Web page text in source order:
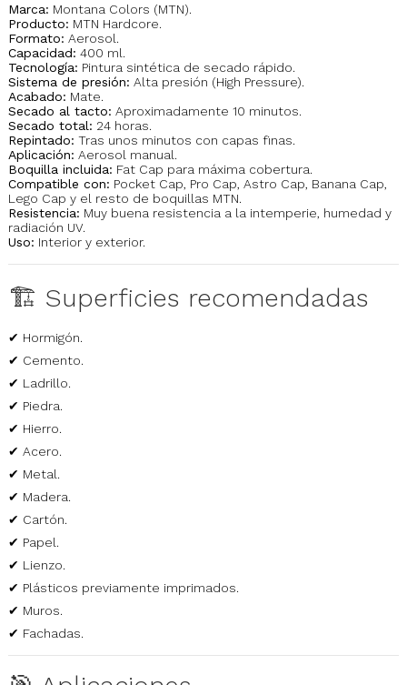
Marca: Montana Colors (MTN).
Producto: MTN Hardcore.
Formato: Aerosol.
Capacidad: 400 ml.
Tecnología: Pintura sintética de secado rápido.
Sistema de presión: Alta presión (High Pressure).
Acabado: Mate.
Secado al tacto: Aproximadamente 10 minutos.
Secado total: 24 horas.
Repintado: Tras unos minutos con capas finas.
Aplicación: Aerosol manual.
Boquilla incluida: Fat Cap para máxima cobertura.
Compatible con: Pocket Cap, Pro Cap, Astro Cap, Banana Cap,
Lego Cap y el resto de boquillas MTN.
Resistencia: Muy buena resistencia a la intemperie, humedad y
radiación UV.
Uso: Interior y exterior.
🏗️ Superficies recomendadas
✔ Hormigón.
✔ Cemento.
✔ Ladrillo.
✔ Piedra.
✔ Hierro.
✔ Acero.
✔ Metal.
✔ Madera.
✔ Cartón.
✔ Papel.
✔ Lienzo.
✔ Plásticos previamente imprimados.
✔ Muros.
✔ Fachadas.